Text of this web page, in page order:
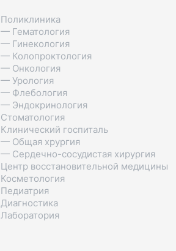
Поликлиника
— Гематология
— Гинекология
— Колопроктология
— Онкология
— Урология
— Флебология
— Эндокринология
Стоматология
Клинический госпиталь
— Общая хрургия
— Сердечно-сосудистая хирургия
Центр восстановительной медицины
Косметология
Педиатрия
Диагностика
Лаборатория